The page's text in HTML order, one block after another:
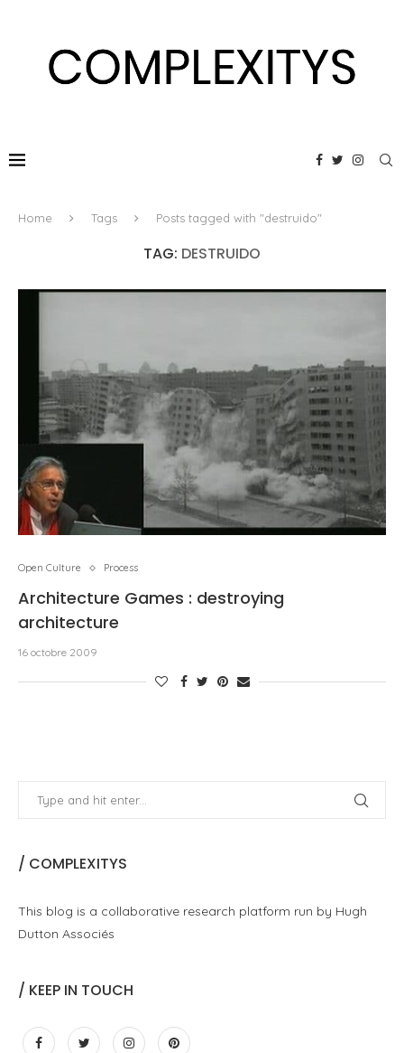
Home Tags Posts tagged with "destruido"
TAG: DESTRUIDO
Open Culture Process
Architecture Games : destroying
architecture
16 octobre 2009
/ COMPLEXITYS
This blog is a collaborative research platform run by Hugh
Dutton Associés
/ KEEP IN TOUCH